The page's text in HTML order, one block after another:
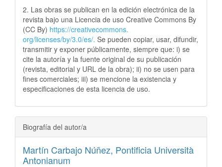
2. Las obras se publican en la edición electrónica de la
revista bajo una Licencia de uso Creative Commons By
(CC By) https://creativecommons.
org/licenses/by/3.0/es/. Se pueden copiar, usar, difundir,
transmitir y exponer públicamente, siempre que: i) se
cite la autoría y la fuente original de su publicación
(revista, editorial y URL de la obra); ii) no se usen para
fines comerciales; iii) se mencione la existencia y
especificaciones de esta licencia de uso.
Biografía del autor/a
Martín Carbajo Núñez, Pontificia Università
Antonianum